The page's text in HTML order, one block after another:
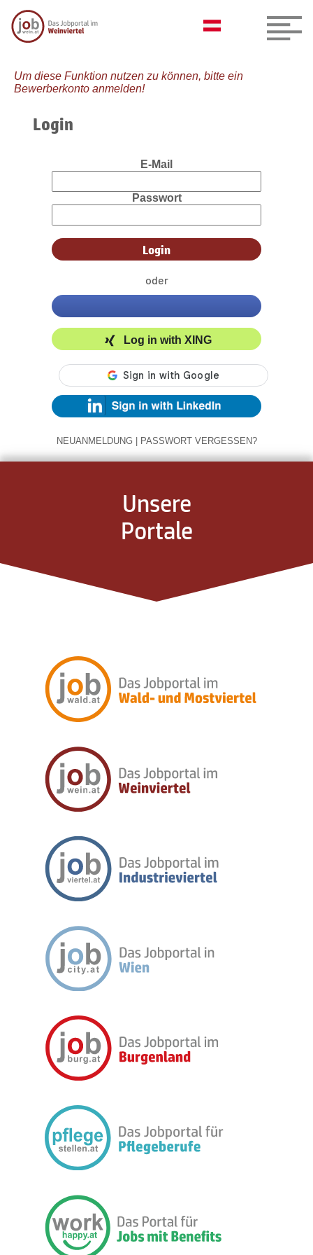
Um diese Funktion nutzen zu können, bitte ein
Bewerberkonto anmelden!
Login
E-Mail
Passwort
oder
Log in with XING
NEUANMELDUNG | PASSWORT VERGESSEN?
Unsere
Portale